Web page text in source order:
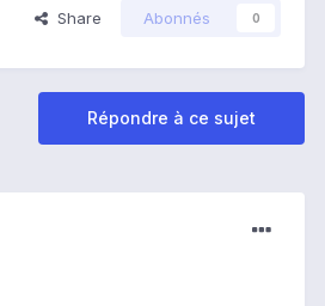
Share Abonnés 0
Répondre à ce sujet